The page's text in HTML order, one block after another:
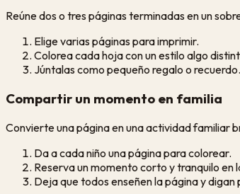
Reúne dos o tres páginas terminadas en un
Elige varias páginas para imprimir.
Colorea cada hoja con un estilo algo
Júntalas como pequeño regalo o recuerdo.
Compartir un momento en familia
Convierte una página en una actividad familiar
Da a cada niño una página para colorear.
Reserva un momento corto y tranquilo en
Deja que todos enseñen la página y digan